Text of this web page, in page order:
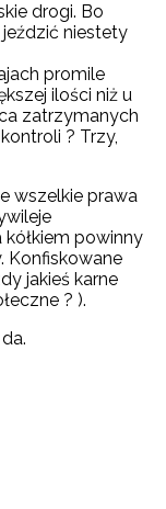
drogi. Bo
niestety
promile
ilości niż u
zatrzymanych
? Trzy,
wszelkie prawa
powinny
Konfiskowane
jakieś karne
? ).